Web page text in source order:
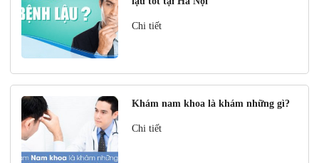
Chi tiết
Khám nam khoa là khám những gì?
Chi tiết